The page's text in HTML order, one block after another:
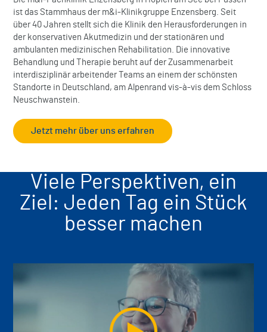
ist das Stammhaus der m&i-Klinikgruppe Enzensberg. Seit
über 40 Jahren stellt sich die Klinik den Herausforderungen in
der konservativen Akutmedizin und der stationären und
ambulanten medizinischen Rehabilitation. Die innovative
Behandlung und Therapie beruht auf der Zusammenarbeit
interdisziplinär arbeitender Teams an einem der schönsten
Standorte in Deutschland, am Alpenrand vis-à-vis dem Schloss
Neuschwanstein.
Jetzt mehr über uns erfahren
Viele Perspektiven, ein
Ziel: Jeden Tag ein Stück
besser machen